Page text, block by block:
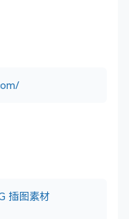
插图素材